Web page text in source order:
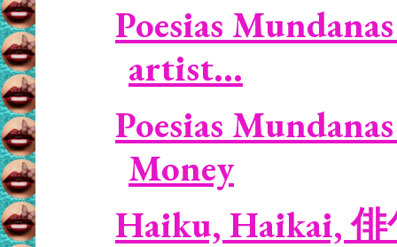
Poesias
artist...
Poesias
Money
Haiku, Haikai, 俳